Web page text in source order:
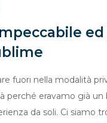
ed
fuori nella modalità
perché eravamo già un
da soli. Ci siamo